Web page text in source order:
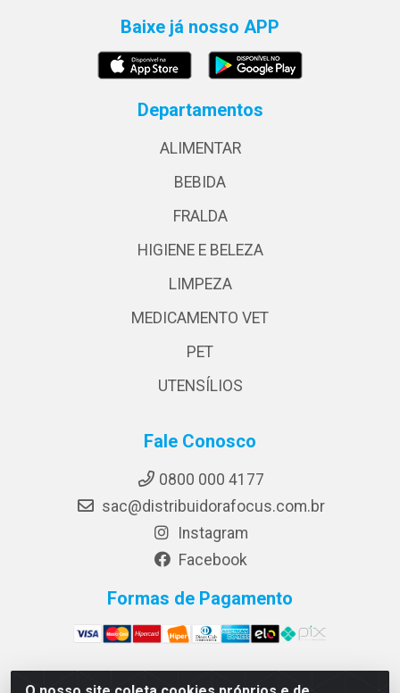
Baixe já nosso APP
Departamentos
ALIMENTAR
BEBIDA
FRALDA
HIGIENE E BELEZA
LIMPEZA
MEDICAMENTO VET
PET
UTENSÍLIOS
Fale Conosco
0800 000 4177
sac@distribuidorafocus.com.br
Instagram
Facebook
Formas de Pagamento